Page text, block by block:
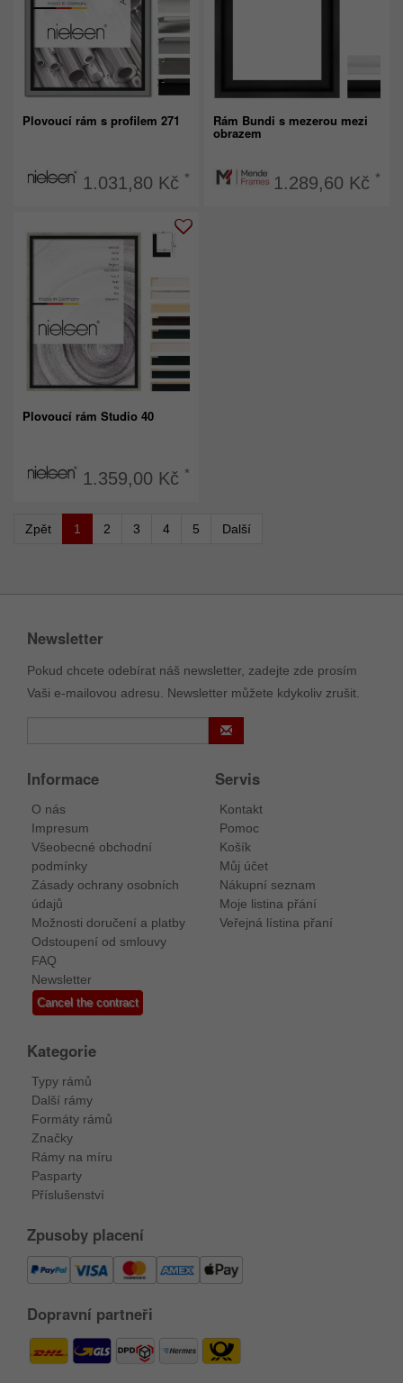
Plovoucí rám s profilem 271
1.031,80 Kč *
Rám Bundi s mezerou mezi
obrazem
1.289,60 Kč *
Plovoucí rám Studio 40
1.359,00 Kč *
Zpět 1 2 3 4 5 Další
Newsletter
Pokud chcete odebírat náš newsletter, zadejte zde prosím
Vaši e-mailovou adresu. Newsletter můžete kdykoliv zrušit.
Informace
O nás
Impresum
Všeobecné obchodní
podmínky
Zásady ochrany osobních
údajů
Možnosti doručení a platby
Odstoupení od smlouvy
FAQ
Newsletter
Cancel the contract
Servis
Kontakt
Pomoc
Košík
Můj účet
Nákupní seznam
Moje listina přání
Veřejná lístina přaní
Kategorie
Typy rámů
Další rámy
Formáty rámů
Značky
Rámy na míru
Pasparty
Příslušenství
Zpusoby placení
Dopravní partneři